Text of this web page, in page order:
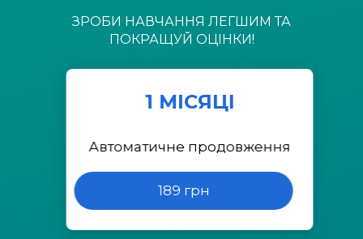
ЗРОБИ НАВЧАННЯ ЛЕГШИМ ТА
ПОКРАЩУЙ ОЦІНКИ!
1 МІСЯЦІ
Автоматичне продовження
189 грн